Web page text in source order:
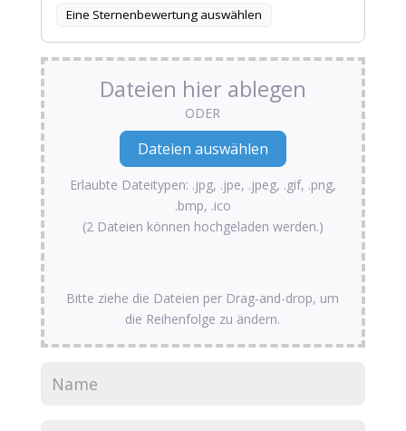
Eine Sternenbewertung auswählen
Dateien hier ablegen
ODER
Erlaubte Dateitypen: .jpg, .jpe, .jpeg, .gif, .png,
.bmp, .ico
(2 Dateien können hochgeladen werden.)
Bitte ziehe die Dateien per Drag-and-drop, um
die Reihenfolge zu ändern.